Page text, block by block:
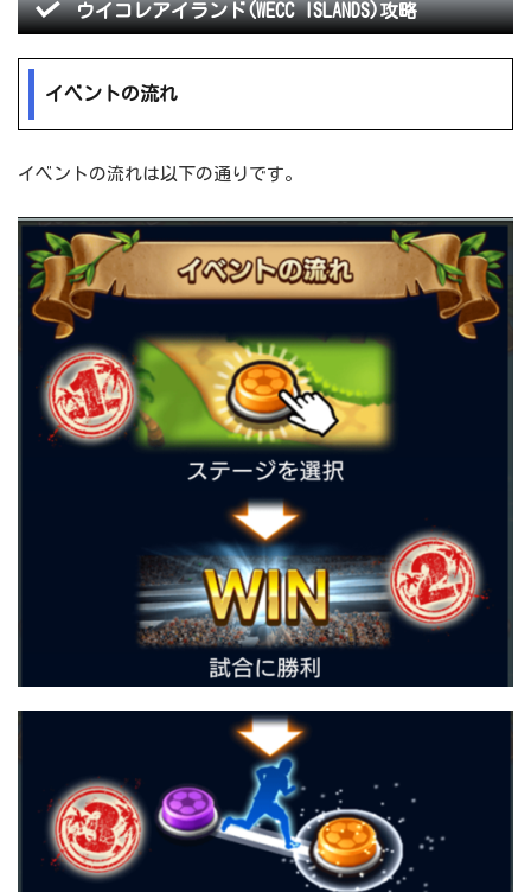
ウイコレアイランド(WECC ISLANDS)攻略
イベントの流れ
イベントの流れは以下の通りです。